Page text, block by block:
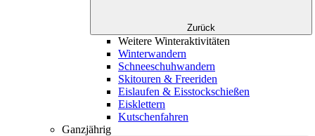
Zurück
Weitere Winteraktivitäten
Winterwandern
Schneeschuhwandern
Skitouren & Freeriden
Eislaufen & Eisstockschießen
Eisklettern
Kutschenfahren
Ganzjährig